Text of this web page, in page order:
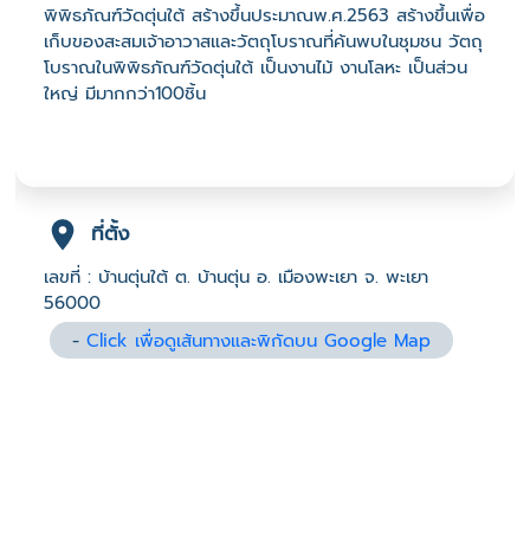
พิพิธภัณฑ์วัดตุ่นใต้ สร้างขึ้นประมาณพ.ศ.2563 สร้างขึ้นเพื่อ
เก็บของสะสมเจ้าอาวาสและวัตถุโบราณที่ค้นพบในชุมชน วัตถุ
โบราณในพิพิธภัณฑ์วัดตุ่นใต้ เป็นงานไม้ งานโลหะ เป็นส่วน
ใหญ่ มีมากกว่า100ชิ้น
ที่ตั้ง
เลขที่ : บ้านตุ่นใต้ ต. บ้านตุ่น อ. เมืองพะเยา จ. พะเยา
56000
-Click เพื่อดูเส้นทางและพิกัดบน Google Map